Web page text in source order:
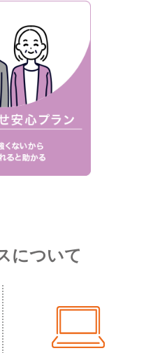
について